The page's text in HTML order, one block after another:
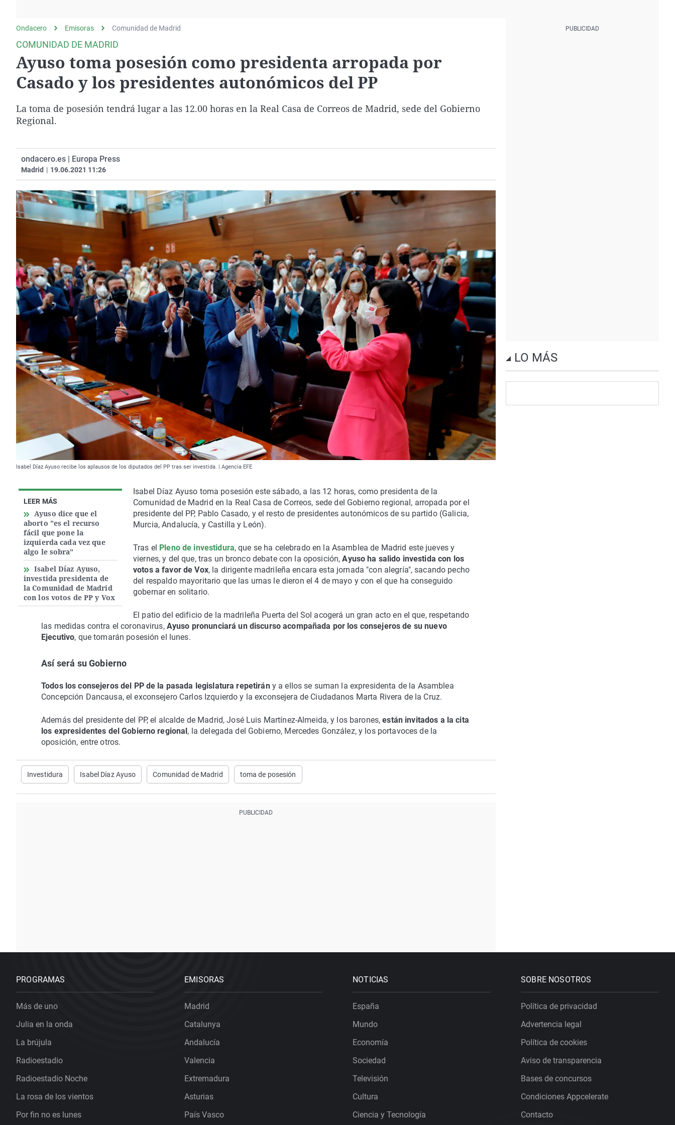
gato
Operación Viuda
Negra
Navarra
Ondacero Emisoras Comunidad de Madrid
COMUNIDAD DE MADRID
Ayuso toma posesión como presidenta arropada por
Casado y los presidentes autonómicos del PP
La toma de posesión tendrá lugar a las 12.00 horas en la Real Casa de Correos de Madrid, sede del Gobierno
Regional.
ondacero.es | Europa Press
Madrid | 19.06.2021 11:26
Isabel Díaz Ayuso recibe los aplausos de los diputados del PP tras ser investida. | Agencia EFE
LEER MÁS
Ayuso dice que el
aborto "es el recurso
fácil que pone la
izquierda cada vez que
algo le sobra"
Isabel Díaz Ayuso,
investida presidenta de
la Comunidad de Madrid
con los votos de PP y Vox
Isabel Díaz Ayuso toma posesión este sábado, a las 12 horas, como presidenta de la
Comunidad de Madrid en la Real Casa de Correos, sede del Gobierno regional, arropada por el
presidente del PP, Pablo Casado, y el resto de presidentes autonómicos de su partido (Galicia,
Murcia, Andalucía, y Castilla y León).
Tras el Pleno de investidura, que se ha celebrado en la Asamblea de Madrid este jueves y
viernes, y del que, tras un bronco debate con la oposición,Ayuso ha salido investida con los
votos a favor de Vox, la dirigente madrileña encara esta jornada "con alegría", sacando pecho
del respaldo mayoritario que las urnas le dieron el 4 de mayo y con el que ha conseguido
gobernar en solitario.
El patio del edificio de la madrileña Puerta del Sol acogerá un gran acto en el que, respetando
las medidas contra el coronavirus, Ayuso pronunciará un discurso acompañada por los consejeros de su nuevo
Ejecutivo, que tomarán posesión el lunes.
Así será su Gobierno
Todos los consejeros del PP de la pasada legislatura repetirány a ellos se suman la expresidenta de la Asamblea
Concepción Dancausa, el exconsejero Carlos Izquierdo y la exconsejera de Ciudadanos Marta Rivera de la Cruz.
Además del presidente del PP, el alcalde de Madrid, José Luis Martínez-Almeida, y los barones, están invitados a la cita
los expresidentes del Gobierno regional , la delegada del Gobierno, Mercedes González, y los portavoces de la
oposición, entre otros.
Investidura Isabel Díaz Ayuso Comunidad de Madrid toma de posesión
LO MÁS
PROGRAMAS
Más de uno
Julia en la onda
La brújula
Radioestadio
Radioestadio Noche
La rosa de los vientos
Por fin no es lunes
EMISORAS
Madrid
Catalunya
Andalucía
Valencia
Extremadura
Asturias
País Vasco
NOTICIAS
España
Mundo
Economía
Sociedad
Televisión
Cultura
Ciencia y Tecnología
SOBRE NOSOTROS
Política de privacidad
Advertencia legal
Política de cookies
Aviso de transparencia
Bases de concursos
Condiciones Appcelerate
Contacto